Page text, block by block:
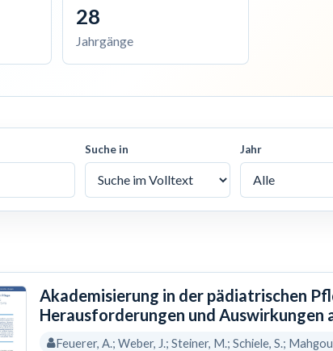
28
Jahrgänge
Suche in Jahr
Akademisierung in der pädiatrischen
Herausforderungen und
Feuerer, A.; Weber, J.; Steiner, M.; Schiele, S.;